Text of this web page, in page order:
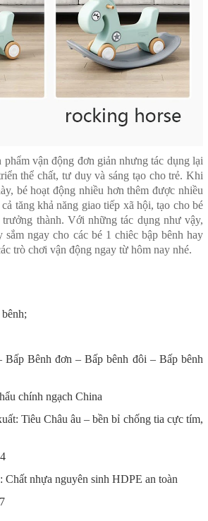
phẩm vận động đơn giản nhưng tác dụng lại
thể chất, tư duy và sáng tạo cho trẻ. Khi
bé hoạt động nhiều hơn thêm được nhiều
tăng khả năng giao tiếp xã hội, tạo cho bé
thành. Với những tác dụng như vậy,
sắm ngay cho các bé 1 chiêc bập bênh hay
trò chơi vận động ngay từ hôm nay nhé.
Bấp Bênh đơn – Bấp bênh đôi – Bấp bênh
chính ngạch China
Tiêu Châu âu – bền bỉ chống tia cực tím,
nhựa nguyên sinh HDPE an toàn